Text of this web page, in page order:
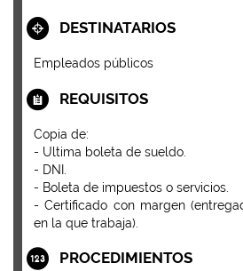
DESTINATARIOS
Empleados públicos
REQUISITOS
Copia de:
- Ultima boleta de sueldo.
- DNI.
- Boleta de impuestos o servicios.
- Certificado con margen
en la que trabaja).
PROCEDIMIENTOS